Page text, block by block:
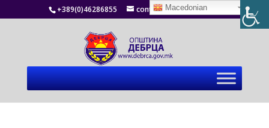
+389(0)46286855 contact@debrca.gov.mk
Macedonian